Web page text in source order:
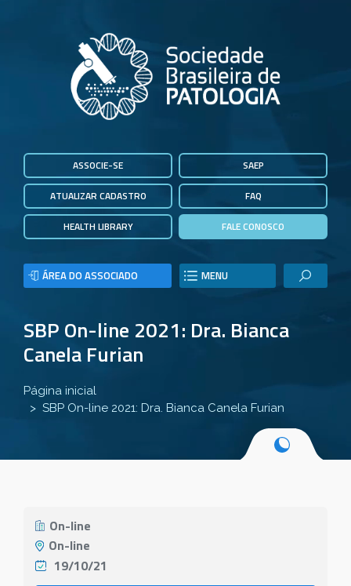
ASSOCIE-SE
ATUALIZAR CADASTRO
HEALTH LIBRARY
SAEP
FAQ
FALE CONOSCO
ÁREA DO ASSOCIADO MENU
SBP On-line 2021: Dra. Bianca
Canela Furian
Página inicial
SBP On-line 2021: Dra. Bianca Canela Furian
On-line
On-line
19/10/21